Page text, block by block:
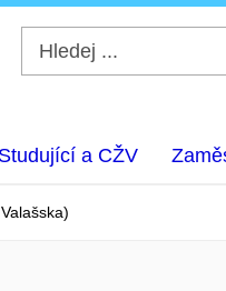
Studující a CŽV